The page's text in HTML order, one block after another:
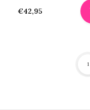
€42,95
1